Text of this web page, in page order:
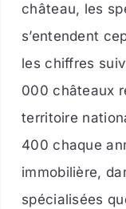
château, les
s’entendent
les chiffres
000 châteaux
territoire
400 chaque
immobilière,
spécialisées